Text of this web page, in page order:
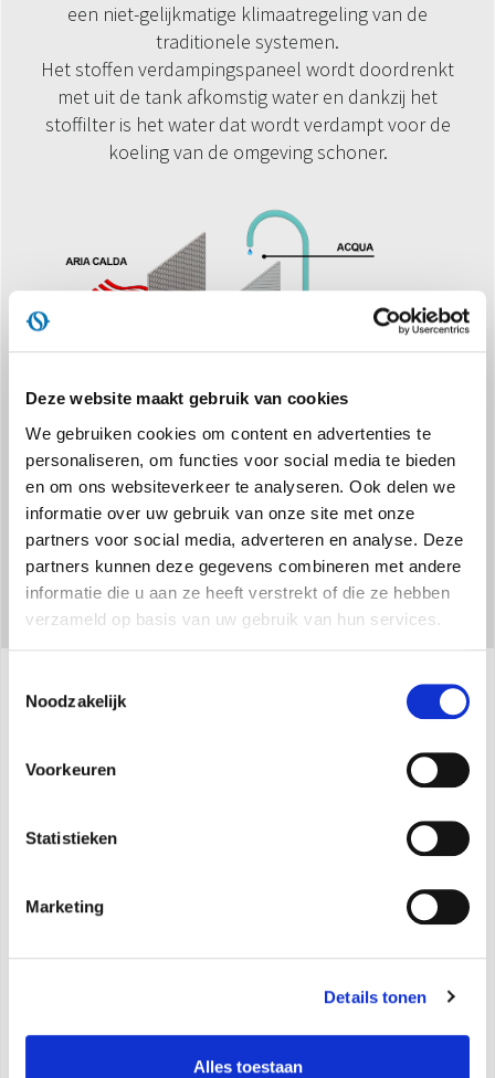
Deze website maakt gebruik van cookies
We gebruiken cookies om content en advertenties te
personaliseren, om functies voor social media te bieden
en om ons websiteverkeer te analyseren. Ook delen we
informatie over uw gebruik van onze site met onze
partners voor social media, adverteren en analyse. Deze
partners kunnen deze gegevens combineren met andere
informatie die u aan ze heeft verstrekt of die ze hebben
verzameld op basis van uw gebruik van hun services.
Noodzakelijk
Voorkeuren
Statistieken
Marketing
Details tonen
Alles toestaan
een niet-gelijkmatige klimaatregeling van de
traditionele systemen.
Het stoffen verdampingspaneel wordt doordrenkt
met uit de tank afkomstig water en dankzij het
stoffilter is het water dat wordt verdampt voor de
koeling van de omgeving schoner.
Luchtstroomsnelheid (maximum)
: 100 m³/h
Max. geluidsvermogen
Met automatische oscillatie van de basis
Kenmerken